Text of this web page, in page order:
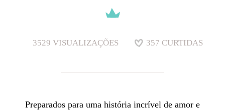
3529 VISUALIZAÇÕES 357 CURTIDAS
Preparados para uma história incrível de amor e